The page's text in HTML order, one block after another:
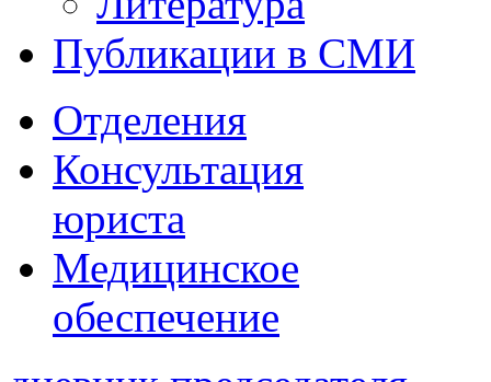
Публикации в СМИ
Отделения
Консультация
юриста
Медицинское
обеспечение